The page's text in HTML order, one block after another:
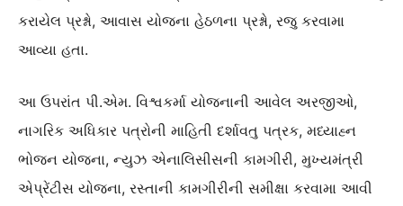
કરાયેલ પ્રશ્નો, આવાસ યોજના હેઠળના પ્રશ્નો, રજુ કરવામા
આવ્યા હતા.
આ ઉપરાંત પી.એમ. વિશ્વકર્મા યોજનાની આવેલ અરજીઓ,
નાગરિક અધિકાર પત્રોની માહિતી દર્શાવતુ પત્રક, મધ્યાહ્ન
ભોજન યોજના, ન્યુઝ એનાલિસીસની કામગીરી, મુખ્યમંત્રી
એપ્રેંટીસ યોજના, રસ્તાની કામગીરીની સમીક્ષા કરવામા આવી